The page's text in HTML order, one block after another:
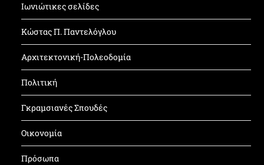
Ιωνιώτικες σελίδες
Κώστας Π. Παντελόγλου
Αρχιτεκτονική-Πολεοδομία
Πολιτική
Γκραμσιανές Σπουδές
Οικονομία
Πρόσωπα